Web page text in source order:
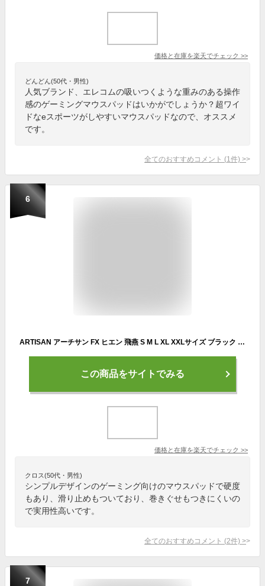
価格と在庫を楽天でチェック >>
どんどん(50代・男性)
人気ブランド、エレコムの吸いつくような重みのある操作
感のゲーミングマウスパッドはいかがでしょうか？超ワイ
ドなeスポーツがしやすいマウスパッドなので、オススメ
です。
全てのおすすめコメント (1 件) >
6
ARTISAN アーチサン FX ヒエン 飛燕 S M L XL XXLサイズ ブラック レッド ゲーミング マウスパッド eスポーツパッド マルチ硬度 ゲーム ハード ソフト 滑り止め ブラック ワインレッド アーチザン 大きい artisan
この商品をサイトでみる
価格と在庫を楽天でチェック >>
クロス(50代・男性)
シンプルデザインのゲーミング向けのマウスパッドで硬度
もあり、滑り止めもついており、巻きぐせもつきにくいの
で実用性高いです。
全てのおすすめコメント (2件) >
7